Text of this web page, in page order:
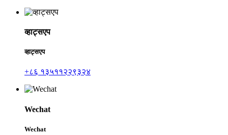
व्हाट्सएप
व्हाट्सएप
+८६ १३५११२२९३२४
Wechat
Wechat